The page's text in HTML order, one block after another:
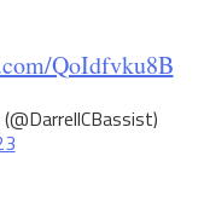
QoIdfvku8B